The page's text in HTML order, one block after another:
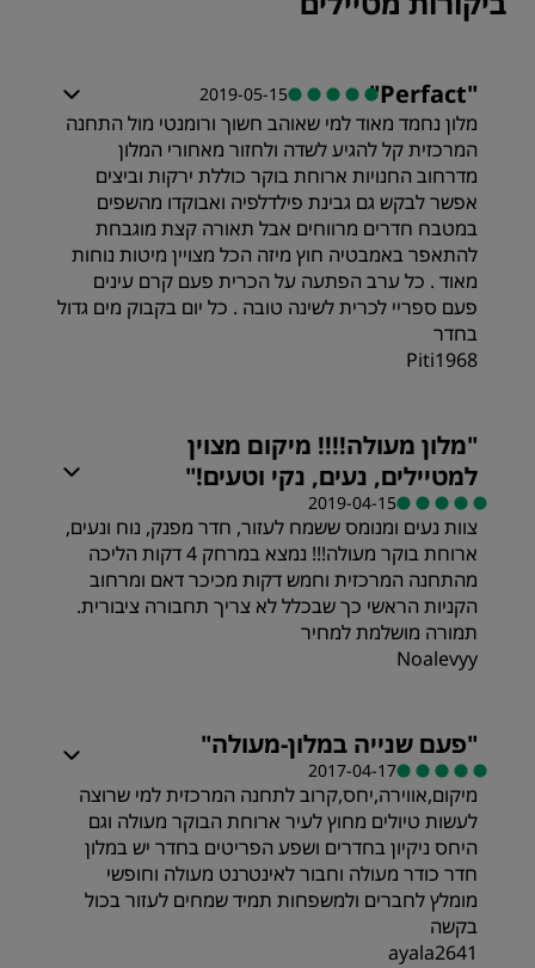
"
Perfact
"
2019-05-15
מלון נחמד מאוד למי שאוהב חשוך ורומנטי מול התחנה
המרכזית קל להגיע לשדה ולחזור מאחורי המלון
מדרחוב החנויות ארוחת בוקר כוללת ירקות וביצים
אפשר לבקש גם גבינת פילדלפיה ואבוקדו מהשפים
במטבח חדרים מרווחים אבל תאורה קצת מוגבחת
להתאפר באמבטיה חוץ מיזה הכל מצויין מיטות נוחות
מאוד . כל ערב הפתעה על הכרית פעם קרם עינים
פעם ספריי לכרית לשינה טובה . כל יום בקבוק מים גדול
בחדר
Piti1968
"מלון מעולה!!!! מיקום מצוין
למטיילים, נעים, נקי וטעים!"
2019-04-15
צוות נעים ומנומס ששמח לעזור, חדר מפנק, נוח ונעים,
ארוחת בוקר מעולה!!! נמצא במרחק 4 דקות הליכה
מהתחנה המרכזית וחמש דקות מכיכר דאם ומרחוב
הקניות הראשי כך שבכלל לא צריך תחבורה ציבורית.
תמורה מושלמת למחיר
Noalevyy
תמורה
איכות השינה
מקום
"פעם שנייה במלון-מעולה"
2017-04-17
מיקום,אווירה,יחס,קרוב לתחנה המרכזית למי שרוצה
לעשות טיולים מחוץ לעיר ארוחת הבוקר מעולה וגם
היחס ניקיון בחדרים ושפע הפריטים בחדר יש במלון
חדר כודר מעולה וחבור לאינטרנט מעולה וחופשי
מומלץ לחברים ולמשפחות תמיד שמחים לעזור בכול
בקשה
ayala2641